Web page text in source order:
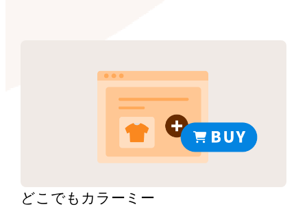
どこでもカラーミー